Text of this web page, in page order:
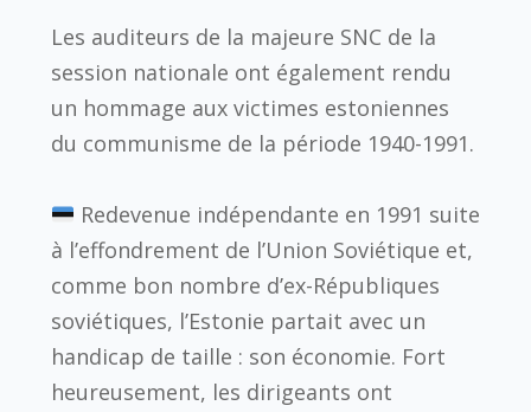
Les auditeurs de la majeure SNC de la
session nationale ont également rendu
un hommage aux victimes estoniennes
du communisme de la période 1940-1991.
Redevenue indépendante en 1991 suite
à l’effondrement de l’Union Soviétique et,
comme bon nombre d’ex-Républiques
soviétiques, l’Estonie partait avec un
handicap de taille : son économie. Fort
heureusement, les dirigeants ont